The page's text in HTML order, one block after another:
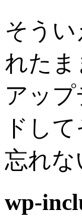
そう
れたま
アッ
ドし
忘れ
wp-